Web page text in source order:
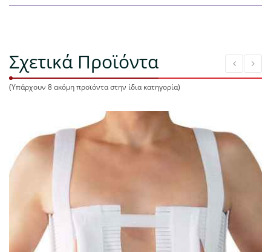
Σχετικά Προϊόντα
(Υπάρχουν 8 ακόμη προϊόντα στην ίδια κατηγορία)